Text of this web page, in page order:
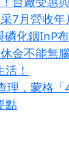
采7月營收
磷化銦InP
休金不能無
！
理．蒙格「
點